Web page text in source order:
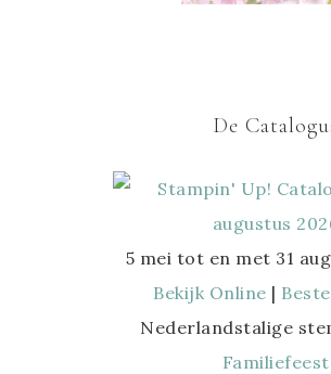
De
5 mei tot en met 31
Bekijk Online |
Nederlandstalige
Familiefeest